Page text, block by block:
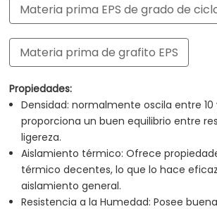
Materia prima EPS de grado de
Materia prima de grafito EPS
Propiedades:
Densidad: normalmente oscila entre 10
proporciona un buen equilibrio entre
ligereza.
Aislamiento térmico: Ofrece
térmico decentes, lo que lo hace
aislamiento general.
Resistencia a la Humedad: Posee
alta calidad diseñada para cumplir con
expandido (EPS) es un material
de aplicaciones.
formulada con aditivos que mejoran
en entornos donde la resistencia al
un aislamiento térmico excepcional,
formulado y diseñado para reducir
material innovador logra un
perlas de EPS más pequeñas en
mayor, lo que permite una transferencia
una fusión superior entre las perlas
facilita un enfriamiento más rápido.
expandible (EPS) mejorada con
lo que lo convierte en una
en la matriz de EPS refleja el calor
tiempo mantiene la naturaleza liviana y
techos y paneles de paredes para